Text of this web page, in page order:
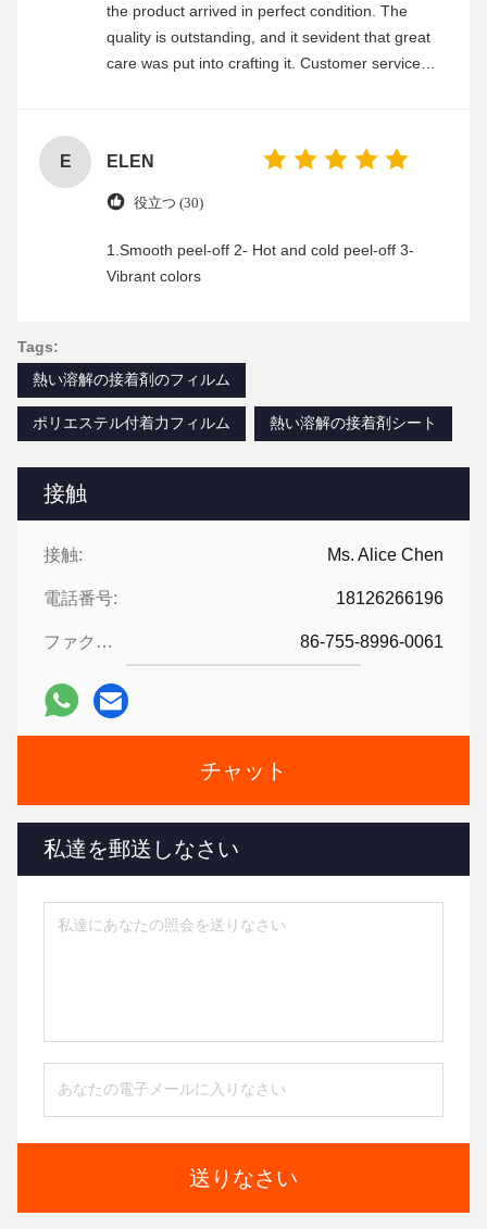
接触
接触: Ms. Alice Chen
電話番号: 18126266196
ファクシミリ: 86-755-8996-0061
チャット
私達を郵送しなさい
送りなさい
the product arrived in perfect condition. The
quality is outstanding, and it sevident that great
care was put into crafting it. Customer service
E ELEN
役立つ (30)
1.Smooth peel-off 2- Hot and cold peel-off 3-
Vibrant colors
Tags:
熱い溶解の接着剤のフィルム
ポリエステル付着力フィルム 熱い溶解の接着剤シート